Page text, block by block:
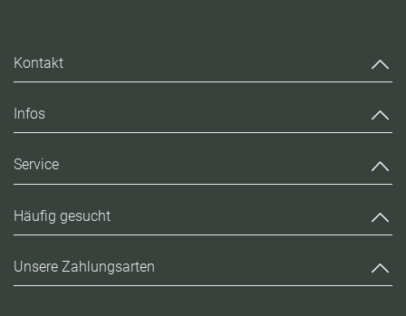
Kontakt
Infos
Service
Häufig gesucht
Unsere Zahlungsarten